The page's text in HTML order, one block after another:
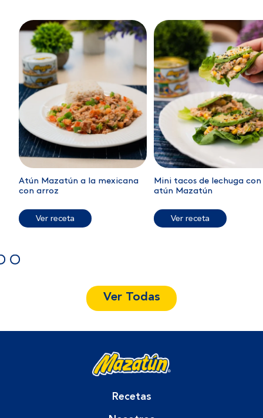
Atún Mazatún a la mexicana
con arroz
Ver receta
Mini tacos de lechuga con
atún Mazatún
Ver receta
Ver Todas
Recetas